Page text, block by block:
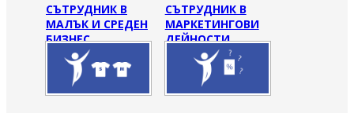
СЪТРУДНИК В
МАЛЪК И СРЕДЕН
БИЗНЕС
СЪТРУДНИК В
МАРКЕТИНГОВИ
ДЕЙНОСТИ